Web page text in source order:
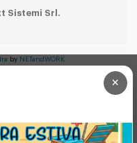
Sistemi Srl.
×
by NETandWORK